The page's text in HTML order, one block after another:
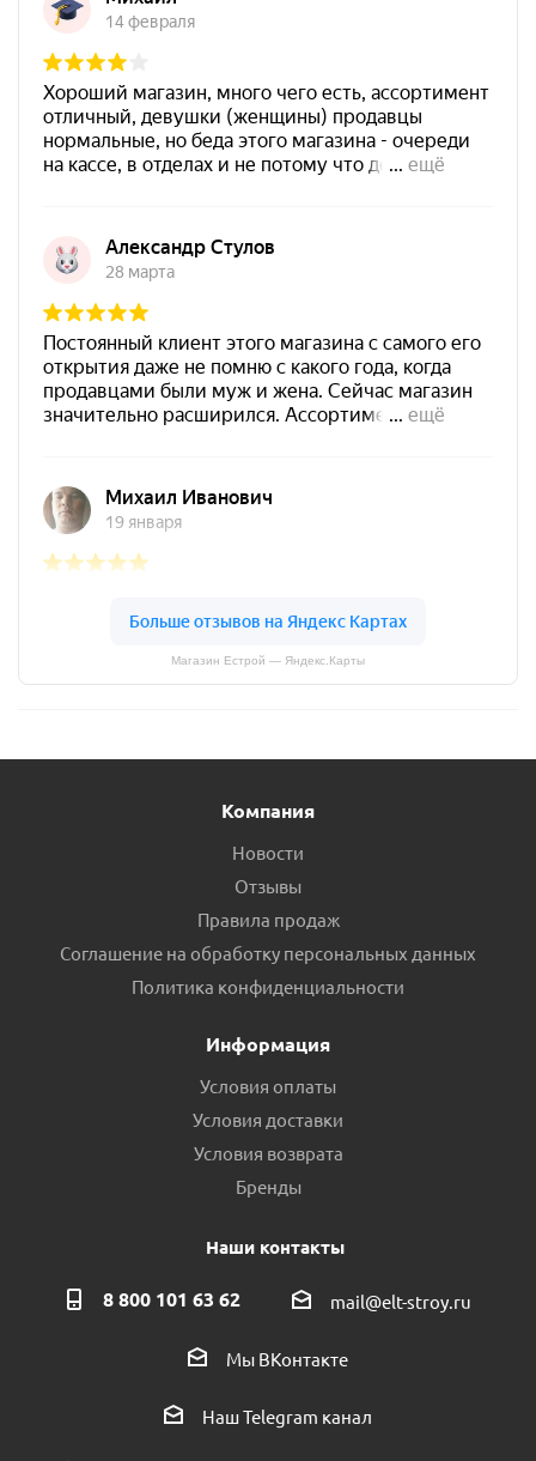
Магазин Естрой — Яндекс.Карты
Компания
Новости
Отзывы
Правила продаж
Соглашение на обработку персональных данных
Политика конфиденциальности
Информация
Условия оплаты
Условия доставки
Условия возврата
Бренды
Наши контакты
8 800 101 63 62 mail@elt-stroy.ru
Мы ВКонтакте
Наш Telegram канал